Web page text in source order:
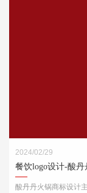
2024/02/29
餐饮logo设计-酸丹
酸丹丹火锅商标设计